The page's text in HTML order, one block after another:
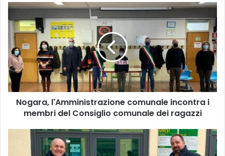
Nogara,
l'Amministrazione
comunale
incontra
i
membri
del
Consiglio
comunale
dei
ragazzi
Nogara, l'Amministrazione comunale incontra i
membri del Consiglio comunale dei ragazzi